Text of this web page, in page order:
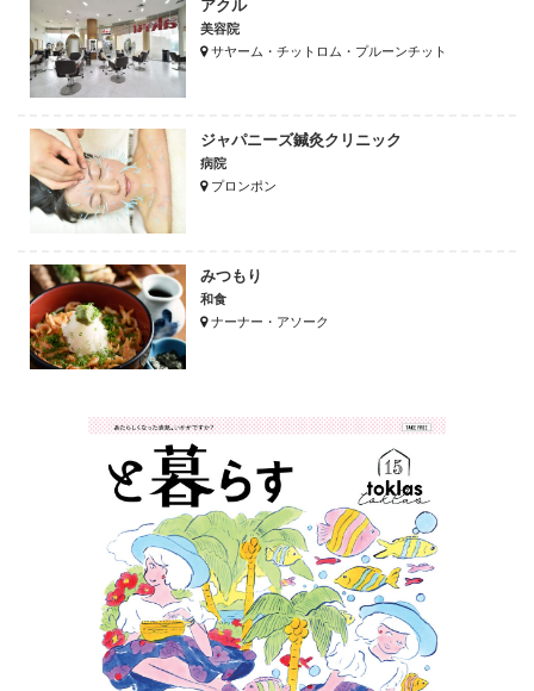
アクル
美容院
サヤーム・チットロム・プルーンチット
ジャパニーズ鍼灸クリニック
病院
プロンポン
みつもり
和食
ナーナー・アソーク